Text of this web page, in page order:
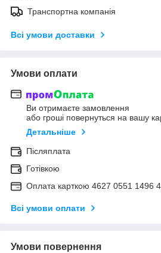
Транспортна компанія
Всі умови доставки
Умови оплати
Ви отримаєте замовлення
або гроші повернуться на вашу
Детальніше
Післяплата
Готівкою
Оплата карткою 4627 0551 1496
Всі умови оплати
Умови повернення